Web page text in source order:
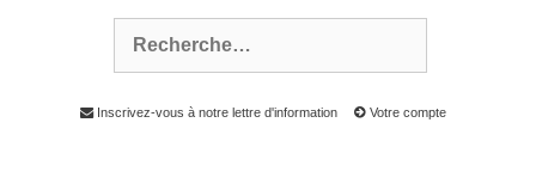
Inscrivez-vous à notre lettre d'information Votre compte